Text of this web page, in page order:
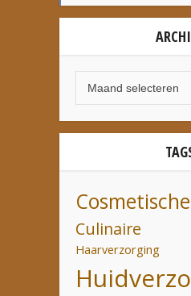
Culinaire
Haarverzorging